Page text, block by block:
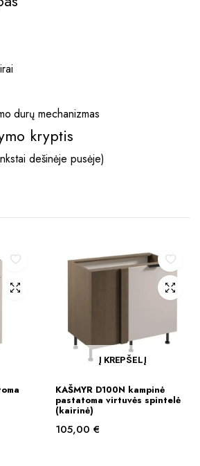
durų mechanizmas
kryptis
dešinėje pusėje)
Į KREPŠELĮ
KAŠMYR D100N kampinė
pastatoma virtuvės spintelė
(kairinė)
105,00 €